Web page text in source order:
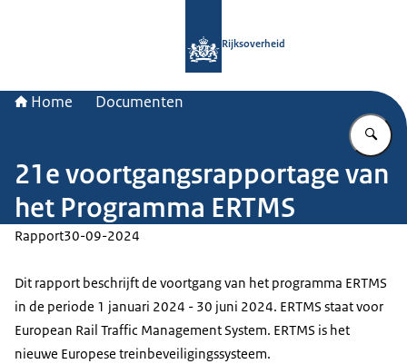
Rijksoverheid
Home Documenten
21e voortgangsrapportage van
het Programma ERTMS
Rapport30-09-2024
Dit rapport beschrijft de voortgang van het programma ERTMS
in de periode 1 januari 2024 - 30 juni 2024. ERTMS staat voor
European Rail Traffic Management System. ERTMS is het
nieuwe Europese treinbeveiligingssysteem.